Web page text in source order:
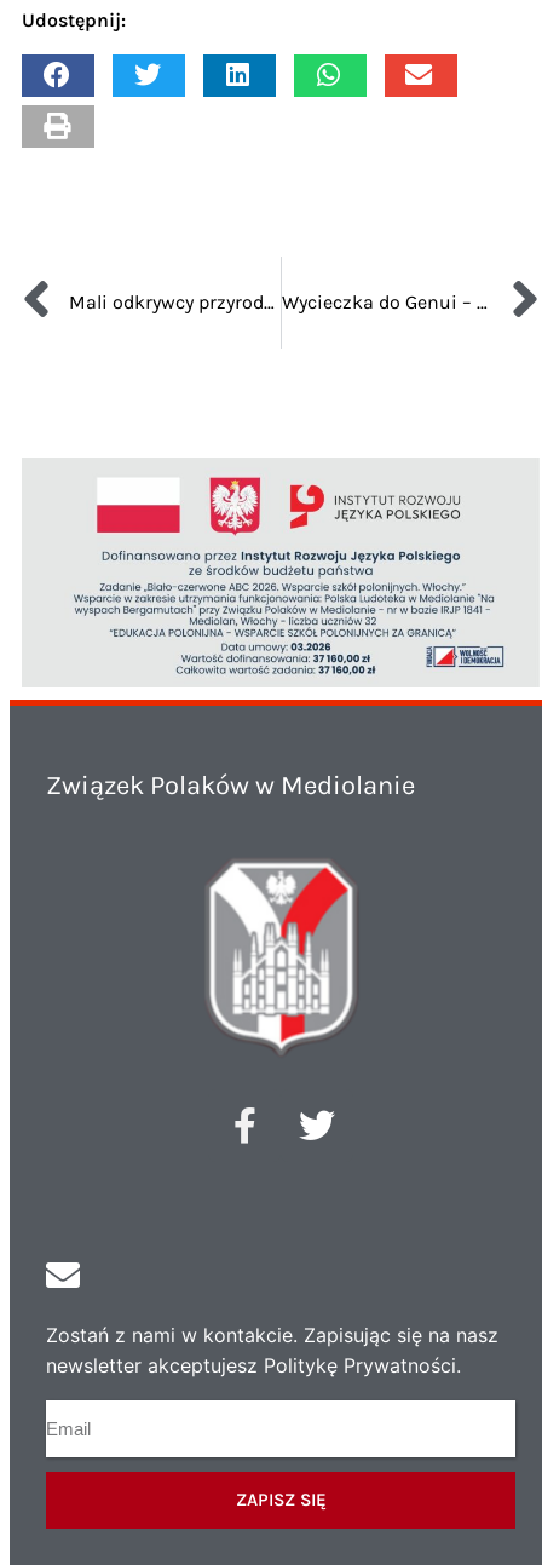
Udostępnij:
Mali odkrywcy przyrody, czyli 2023 r. – Rok Pawła Edmunda Strzeleckiego – uczczony przez Związek Polaków w Mediolanie Wycieczka do Genui – 17 września 2023r. – relacja
Związek Polaków w Mediolanie
Zostań z nami w kontakcie. Zapisując się na nasz
newsletter akceptujesz Politykę Prywatności.
ZAPISZ SIĘ